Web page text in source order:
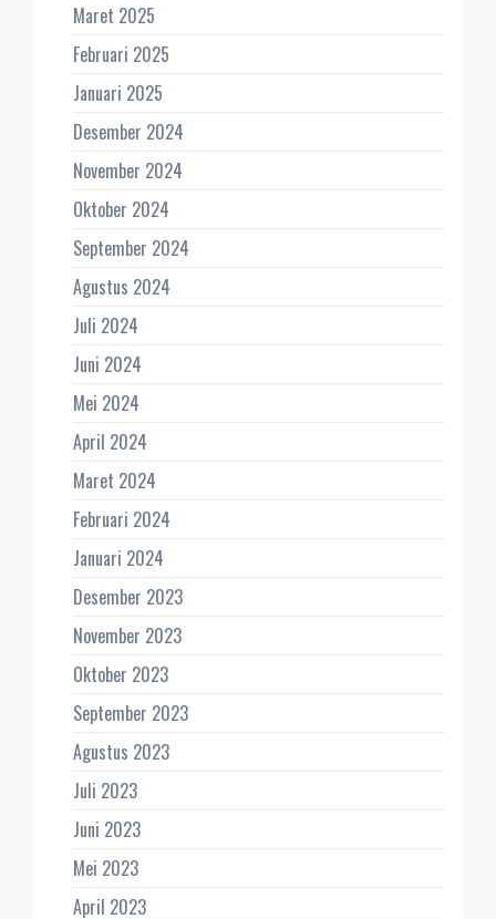
Maret 2025
Februari 2025
Januari 2025
Desember 2024
November 2024
Oktober 2024
September 2024
Agustus 2024
Juli 2024
Juni 2024
Mei 2024
April 2024
Maret 2024
Februari 2024
Januari 2024
Desember 2023
November 2023
Oktober 2023
September 2023
Agustus 2023
Juli 2023
Juni 2023
Mei 2023
April 2023